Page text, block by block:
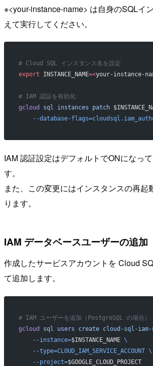
※<your-instance-name> は自身のSQLイ
えて実行してください。
# Cloud SQL インスタンス名を設定
export INSTANCE_NAME=<your-instance-
# IAM 認証を有効化
gcloud
sql instances patch
--database-
IAM 認証設定はデフォルトでONになっ
す。
また、この変更にはインスタンスの再起
ります。
IAM データベースユーザーの追加
作成したサービスアカウントを Cloud
て追加します。
# IAM ユーザーを追加（PostgreSQL の場合）
gcloud
sql users create cloud-sql-iam-
    --instance=
$INSTANCE_NAME \
    --type=CLOUD_IAM_SERVICE_ACCOUNT
\
    --project=
$GOOGLE_CLOUD_PROJECT